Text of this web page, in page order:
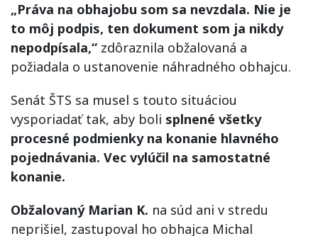
„Práva na obhajobu som sa nevzdala. Nie je
to môj podpis, ten dokument som ja nikdy
nepodpísala,“ zdôraznila obžalovaná a
požiadala o ustanovenie náhradného obhajcu.
Senát ŠTS sa musel s touto situáciou
vysporiadať tak, aby boli splnené všetky
procesné podmienky na konanie hlavného
pojednávania. Vec vylúčil na samostatné
konanie.
Obžalovaný Marian K. na súd ani v stredu
neprišiel, zastupoval ho obhajca Michal